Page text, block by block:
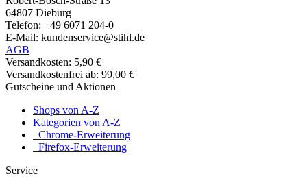
64807 Dieburg
Telefon: +49 6071 204-0
E-Mail: kundenservice@stihl.de
AGB
Versandkosten: 5,90 €
Versandkostenfrei ab: 99,00 €
Gutscheine und Aktionen
Shops von A-Z
Kategorien von A-Z
Chrome-Erweiterung
Firefox-Erweiterung
Service